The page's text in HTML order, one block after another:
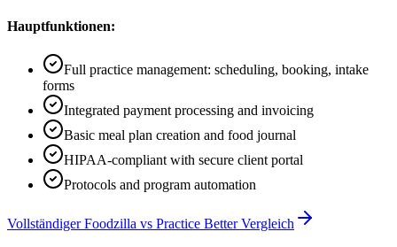
Hauptfunktionen:
Full practice management: scheduling, booking, intake
forms
Integrated payment processing and invoicing
Basic meal plan creation and food journal
HIPAA-compliant with secure client portal
Protocols and program automation
Vollständiger Foodzilla vs Practice Better Vergleich